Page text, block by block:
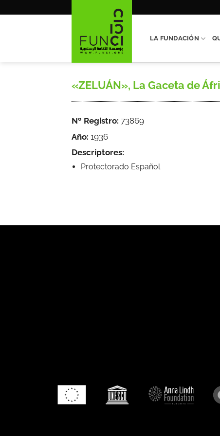
LA FUNDACIÓN
«ZELUÁN», La Gaceta de
Nº Registro: 73869
Año: 1936
Descriptores:
Protectorado Español